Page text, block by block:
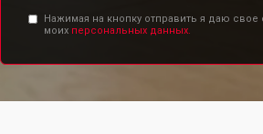
Нажимая на кнопку отправить я даю свое
моих персональных данных.